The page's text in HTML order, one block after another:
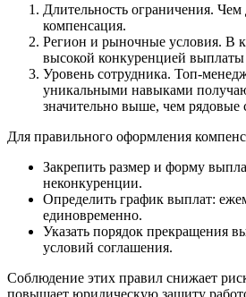
Длительность ограничения.
компенсация.
Регион и рыночные условия. В
высокой конкуренцией
Уровень сотрудника. Топ-
уникальными навыками
значительно выше, чем рядовые
Для правильного оформления
Закрепить размер и форму
неконкуренции.
Определить график выплат:
единовременно.
Указать порядок прекращения
условий соглашения.
Соблюдение этих правил снижает
повышает юридическую защиту